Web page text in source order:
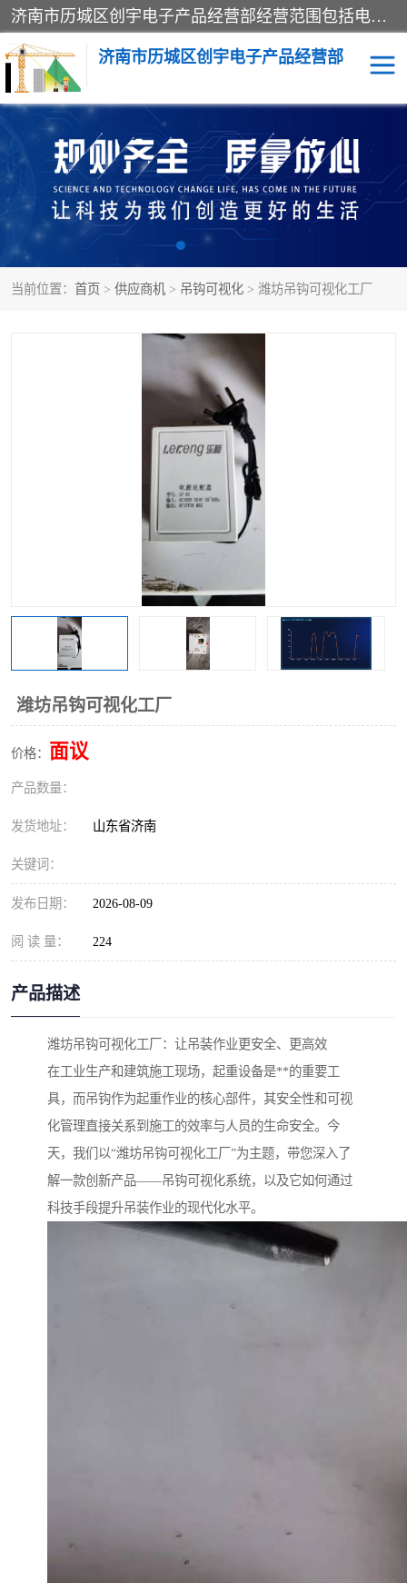
济南市历城区创宇电子产品经营部经营范围包括电子产品、起重机械配件、电气设备、仪器仪表、配电箱、监控设备的批发、零售；配电箱、仪器仪表（不含计量器）、工业自动化设备（不含特种设备、电力设备）的安装、维修。（依法须经批准的项目，经相关部门批准后方可开展经营活动）。
济南市历城区创宇电子产品经营部
当前位置： 首页 > 供应商机 > 吊钩可视化 > 潍坊吊钩可视化工厂
潍坊吊钩可视化工厂
价格： 面议
产品数量：
发货地址： 山东省济南
关键词：
发布日期： 2026-08-09
阅 读 量： 224
产品描述
潍坊吊钩可视化工厂：让吊装作业更安全、更高效
在工业生产和建筑施工现场，起重设备是**的重要工
具，而吊钩作为起重作业的核心部件，其安全性和可视
化管理直接关系到施工的效率与人员的生命安全。今
天，我们以“潍坊吊钩可视化工厂”为主题，带您深入了
解一款创新产品——吊钩可视化系统，以及它如何通过
科技手段提升吊装作业的现代化水平。
标养式监测 吊钩可视化
钢丝绳监控 高支模
升降机 施工临电箱监测系统